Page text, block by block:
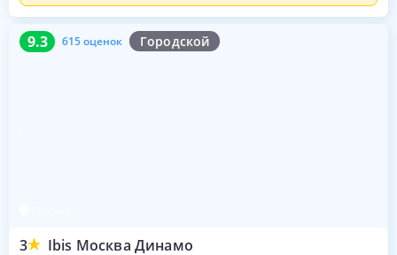
9.3 615 оценок Городской
3 Ibis Москва Динамо
9.3 615 оценок